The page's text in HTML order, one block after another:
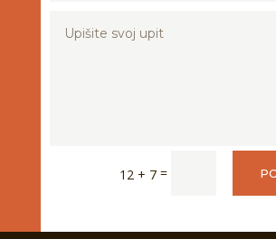
12 + 7 =